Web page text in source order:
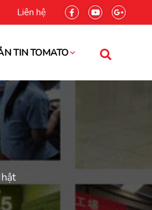
Liên hệ
TIN TOMATO